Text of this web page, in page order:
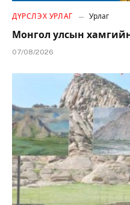
ДҮРСЛЭХ УРЛАГ Урлаг
Монгол улсын
07/08/2026